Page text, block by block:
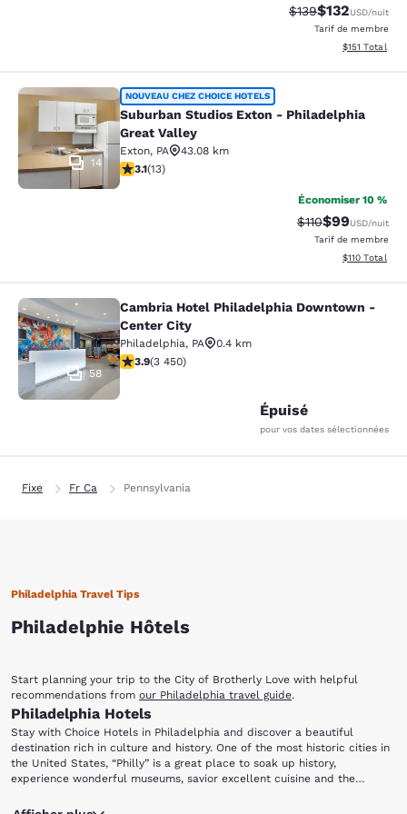
Tarif barré :
$139Tarif réduit :
$132USD/nuit
Tarif de membre
Afficher les
$151 Total
Suburban Studios Exton -
14
NOUVEAU CHEZ CHOICE HOTELS
Suburban Studios Exton - Philadelphia
Great Valley
Exton, PA
43.08 km
3.08 étoiles. Moyen. 13 commentaires
3.1(13)
Économiser 10 %
Tarif barré :
$110Tarif réduit :
$99USD/nuit
Tarif de membre
Afficher les
$110 Total
Cambria Hotel Philadelphia
58
Cambria Hotel Philadelphia Downtown -
Center City
Philadelphia, PA
0.4 km
3.9 étoiles. Bien. 3450 commentaires
3.9(3 450)
Épuisé
pour vos dates sélectionnées
Fixe Fr Ca Pennsylvania
Philadelphia Travel Tips
Philadelphie Hôtels
Start planning your trip to the City of Brotherly Love with helpful
recommendations from our Philadelphia travel guide.
Philadelphia Hotels
Stay with Choice Hotels in Philadelphia and discover a beautiful
destination rich in culture and history. One of the most historic cities in
the United States, “Philly” is a great place to soak up history,
experience wonderful museums, savior excellent cuisine and the
Come and stay at any of the hotels in Philadelphia and make sure to
Start off your trip by visiting one of the most important landmarks in